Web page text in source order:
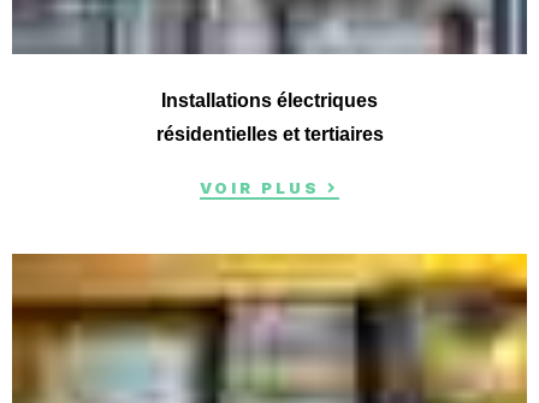
Installations électriques
résidentielles et tertiaires
VOIR PLUS